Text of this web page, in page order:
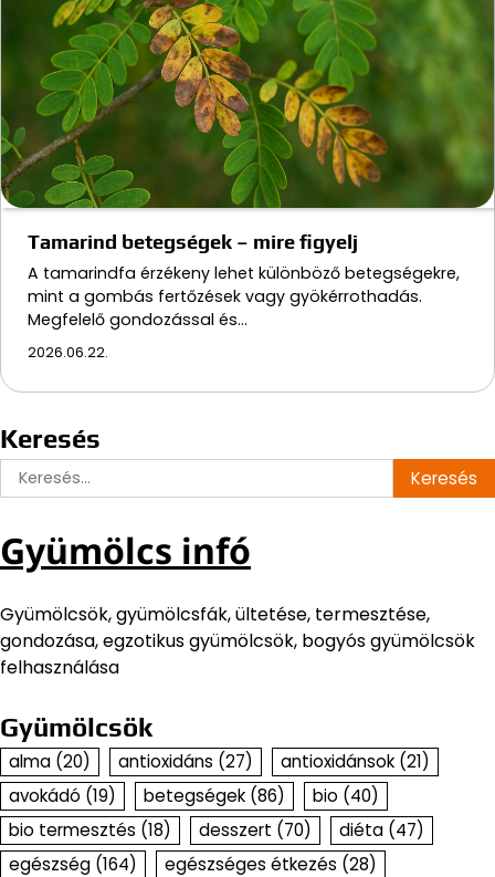
Tamarind betegségek – mire figyelj
A tamarindfa érzékeny lehet különböző betegségekre,
mint a gombás fertőzések vagy gyökérrothadás.
Megfelelő gondozással és…
2026.06.22.
Keresés
Keresés:
Gyümölcs infó
Gyümölcsök, gyümölcsfák, ültetése, termesztése,
gondozása, egzotikus gyümölcsök, bogyós gyümölcsök
felhasználása
Gyümölcsök
alma (20) antioxidáns (27) antioxidánsok (21)
avokádó (19) betegségek (86) bio (40)
bio termesztés (18) desszert (70) diéta (47)
egészség (164) egészséges étkezés (28)